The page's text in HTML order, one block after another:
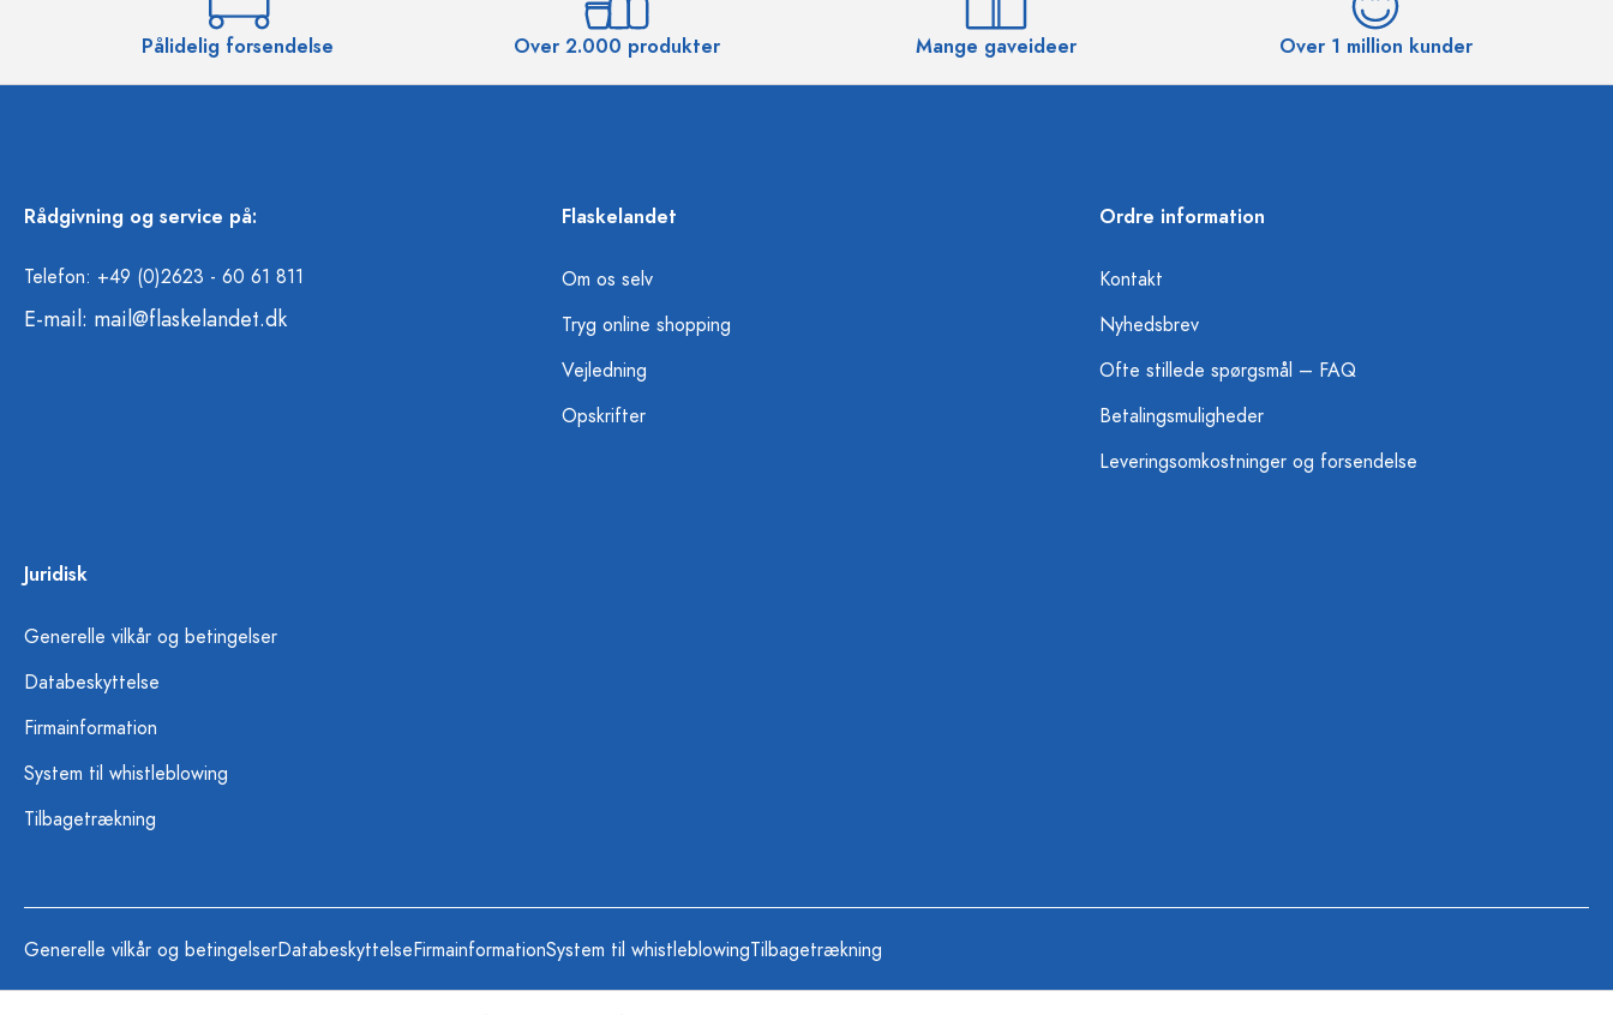
Pålidelig forsendelse Over 2.000 produkter Mange gaveideer Over 1 million kunder
Rådgivning og service på:
Telefon: +49 (0)2623 - 60 61 811
E-mail: mail@flaskelandet.dk
Flaskelandet
Om os selv
Tryg online shopping
Vejledning
Opskrifter
Ordre information
Kontakt
Nyhedsbrev
Ofte stillede spørgsmål – FAQ
Betalingsmuligheder
Leveringsomkostninger og forsendelse
Juridisk
Generelle vilkår og betingelser
Databeskyttelse
Firmainformation
System til whistleblowing
Tilbagetrækning
Generelle vilkår og betingelserDatabeskyttelseFirmainformationSystem til whistleblowingTilbagetrækning